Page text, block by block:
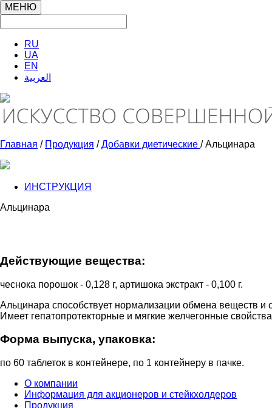
МЕНЮ
RU
UA
EN
العربية
Главная / Продукция /Добавки диетические / Альцинара
ИНСТРУКЦИЯ
Альцинара
Действующие вещества:
чеснока порошок - 0,128 г, артишока экстракт - 0,100 г.
Альцинара способствует нормализации обмена веществ
Имеет гепатопротекторные и мягкие желчегонные
Форма выпуска, упаковка:
по 60 таблеток в контейнере, по 1 контейнеру в пачке.
О компании
Информация для акционеров и стейкхолдеров
Продукция